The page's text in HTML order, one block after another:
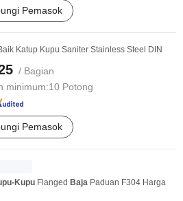
Pemasok
Katup Kupu Saniter Stainless Steel DIN
/ Bagian
minimum:10 Potong
Pemasok
Kupu Flanged Baja Paduan F304 Harga